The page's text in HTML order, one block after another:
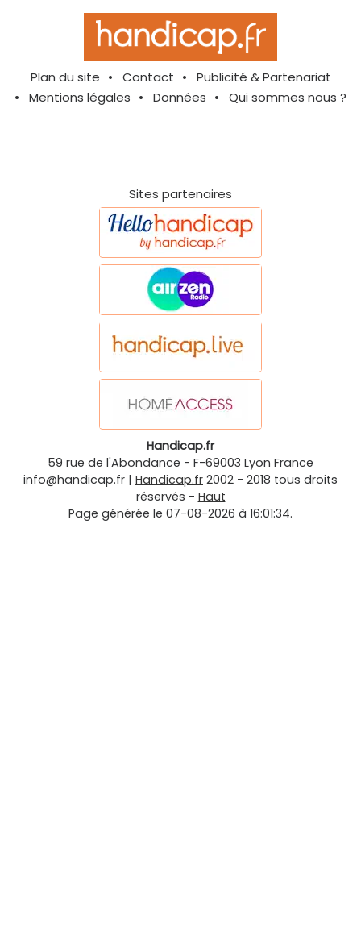
Plan du site Contact
Publicité & Partenariat
Mentions légales
Données Qui sommes nous ?
Sites partenaires
Handicap.fr
59 rue de l'Abondance - F-69003 Lyon France
info@handicap.fr | Handicap.fr 2002 - 2018 tous droits
réservés - Haut
Page générée le 07-08-2026 à 16:01:34.